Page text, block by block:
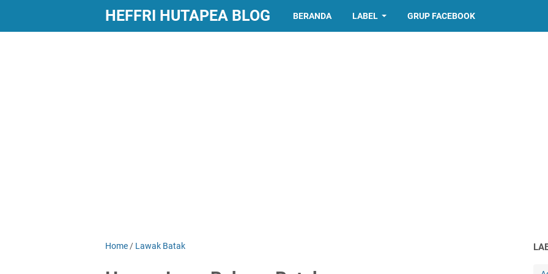
HEFFRI HUTAPEA BLOG BERANDA LABEL GRUP FACEBOOK
Home / Lawak Batak